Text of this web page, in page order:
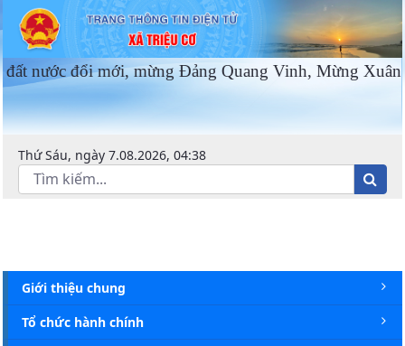
Cổng thông tin điện tử UBND xã
mới, mừng Đảng Quang Vinh, Mừng Xuân Ất Tỵ
Thứ Sáu, ngày 7.08.2026, 04:38
Giới thiệu chung
Tổ chức hành chính